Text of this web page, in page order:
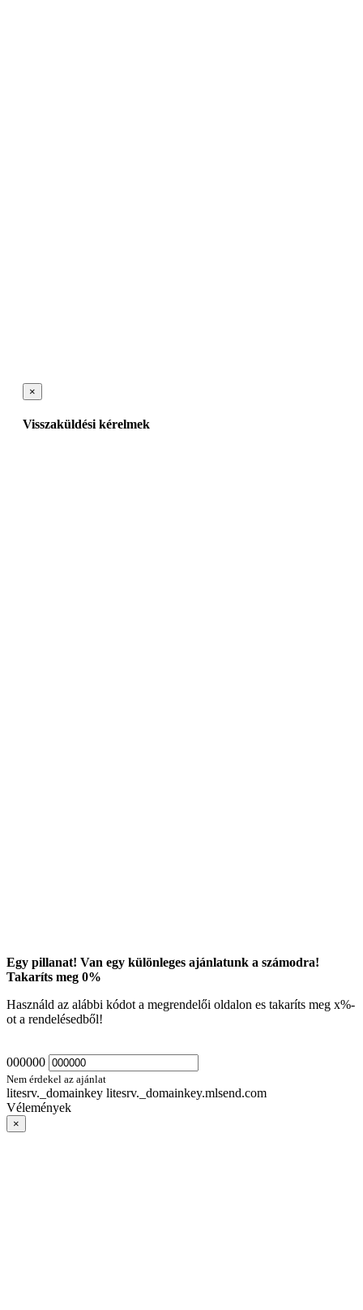
×
Visszaküldési kérelmek
Egy pillanat! Van egy különleges ajánlatunk a számodra!
Takaríts meg 0%
Használd az alábbi kódot a megrendelői oldalon es takaríts meg x%-
ot a rendelésedből!
000000
Nem érdekel az ajánlat
litesrv._domainkey litesrv._domainkey.mlsend.com
Vélemények
×